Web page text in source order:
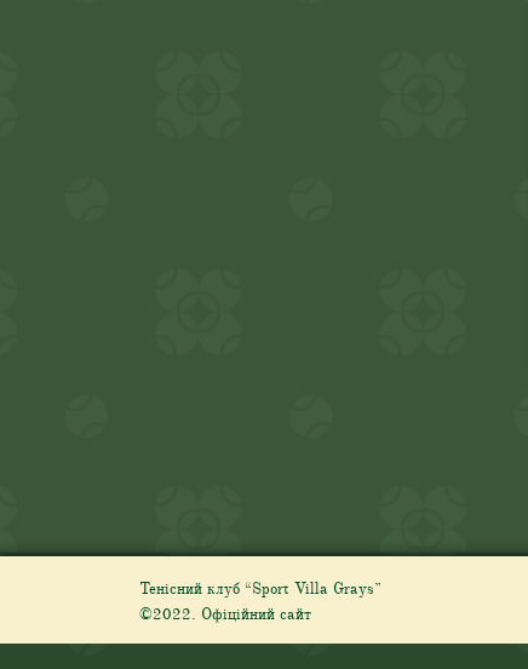
Тенісний клуб “Sport Villa Grays”
©2022. Офіційний сайт